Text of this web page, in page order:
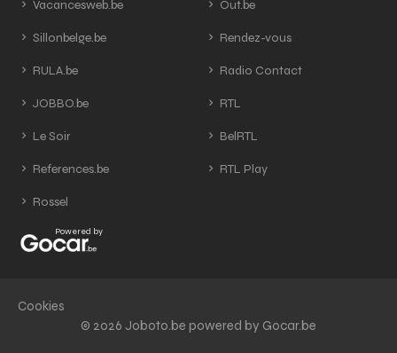
Vacancesweb.be
Sillonbelge.be
RULA.be
JOBBO.be
Le Soir
References.be
Rossel
Out.be
Rendez-vous
Radio Contact
RTL
BelRTL
RTL Play
Powered by
Cookies
© 2026 Joboto.be powered by Gocar.be